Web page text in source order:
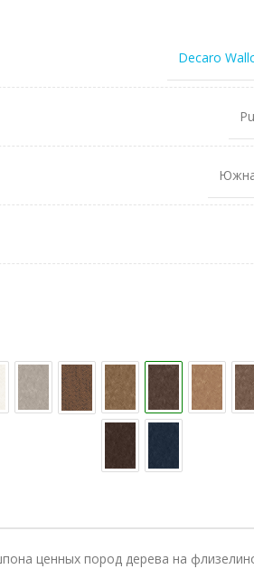
Decaro
ценных пород дерева на